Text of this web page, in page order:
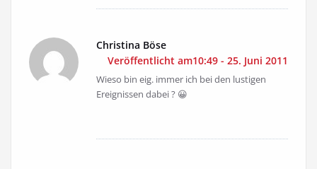
Christina Böse
Veröffentlicht am10:49 - 25. Juni 2011
Wieso bin eig. immer ich bei den lustigen
Ereignissen dabei ? 😀